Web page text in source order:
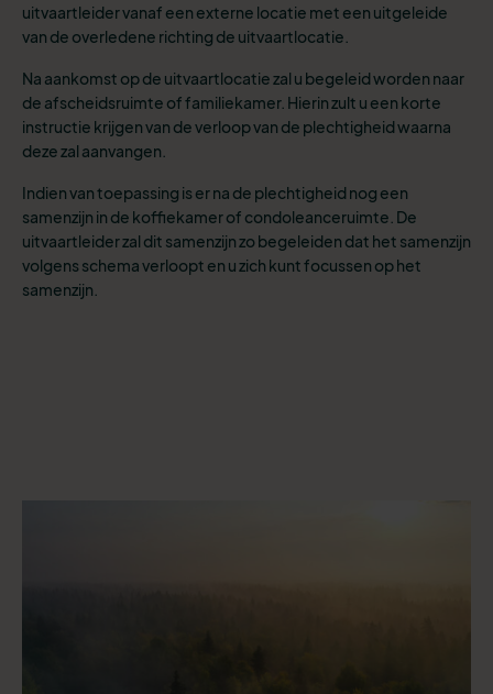
uitvaartleider vanaf een externe locatie met een uitgeleide
van de overledene richting de uitvaartlocatie.
Na aankomst op de uitvaartlocatie zal u begeleid worden naar
de afscheidsruimte of familiekamer. Hierin zult u een korte
instructie krijgen van de verloop van de plechtigheid waarna
deze zal aanvangen.
Indien van toepassing is er na de plechtigheid nog een
samenzijn in de koffiekamer of condoleanceruimte. De
uitvaartleider zal dit samenzijn zo begeleiden dat het samenzijn
volgens schema verloopt en u zich kunt focussen op het
samenzijn.